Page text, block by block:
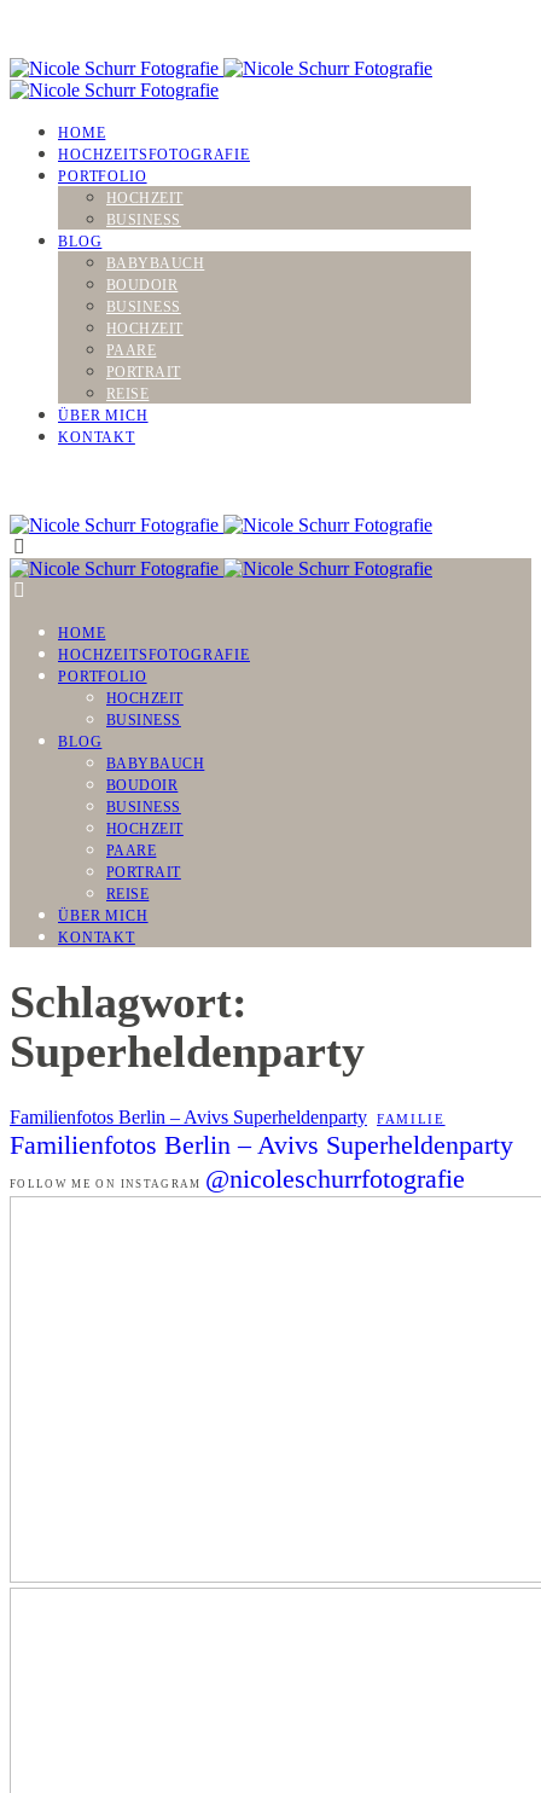
HOME
HOCHZEITSFOTOGRAFIE
PORTFOLIO
HOCHZEIT
BUSINESS
BLOG
BABYBAUCH
BOUDOIR
BUSINESS
HOCHZEIT
PAARE
PORTRAIT
REISE
ÜBER MICH
KONTAKT
HOME
HOCHZEITSFOTOGRAFIE
PORTFOLIO
HOCHZEIT
BUSINESS
BLOG
BABYBAUCH
BOUDOIR
BUSINESS
HOCHZEIT
PAARE
PORTRAIT
REISE
ÜBER MICH
KONTAKT
Schlagwort:
Superheldenparty
Familienfotos Berlin – Avivs Superheldenparty FAMILIE
Familienfotos Berlin – Avivs Superheldenparty
FOLLOW ME ON INSTAGRAM @nicoleschurrfotografie